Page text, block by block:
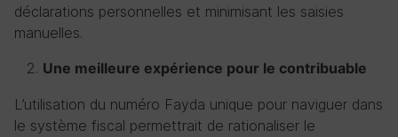
déclarations personnelles et minimisant les saisies
manuelles.
Une meilleure expérience pour le contribuable
L’utilisation du numéro Fayda unique pour naviguer dans
le système fiscal permettrait de rationaliser le